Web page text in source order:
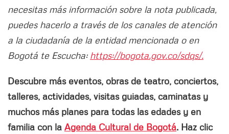
necesitas más información sobre la nota publicada,
puedes hacerlo a través de los canales de atención
a la ciudadanía de la entidad mencionada o en
Bogotá te Escucha: https://bogota.gov.co/sdqs/.
Descubre más eventos, obras de teatro, conciertos,
talleres, actividades, visitas guiadas, caminatas y
muchos más planes para todas las edades y en
familia con la Agenda Cultural de Bogotá. Haz clic